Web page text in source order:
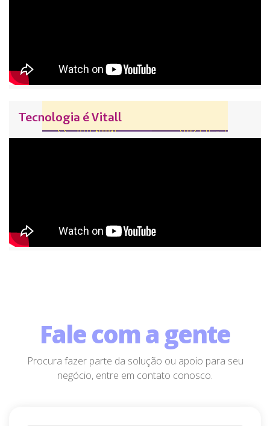
Tecnologia é Vitall
Fale com a gente
Procura fazer parte da solução ou apoio para seu
negócio, entre em contato conosco.